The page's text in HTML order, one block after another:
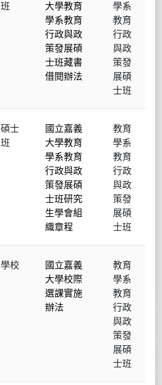
班
大學教育
學系教育
行政與政
策發展碩
士班藏書
借閱辦法
學系
教育
行政
與政
策發
展碩
士班
碩士
班
國立嘉義
大學教育
學系教育
行政與政
策發展碩
士班研究
生學會組
織章程
教育
學系
教育
行政
與政
策發
展碩
士班
學校
國立嘉義
大學校際
選課實施
辦法
教育
學系
教育
行政
與政
策發
展碩
士班